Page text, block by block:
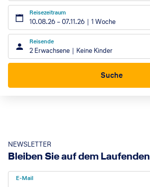
Reisezeitraum
10.08.26 –07.11.26 1 Woche
Reisende
2 Erwachsene Keine Kinder
Suche
NEWSLETTER
Bleiben Sie auf dem Laufenden
E-Mail